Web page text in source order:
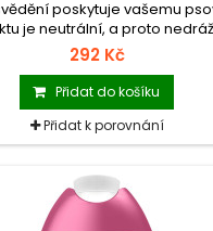
poskytuje vašemu
je neutrální, a proto
její přirozenou hladinu
292 Kč
Přidat do košíku
Přidat k porovnání